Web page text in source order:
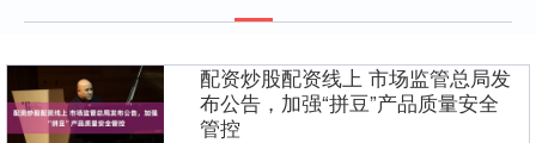
配资炒股配资线上 市场监管总局发
布公告，加强“拼豆”产品质量安全
管控